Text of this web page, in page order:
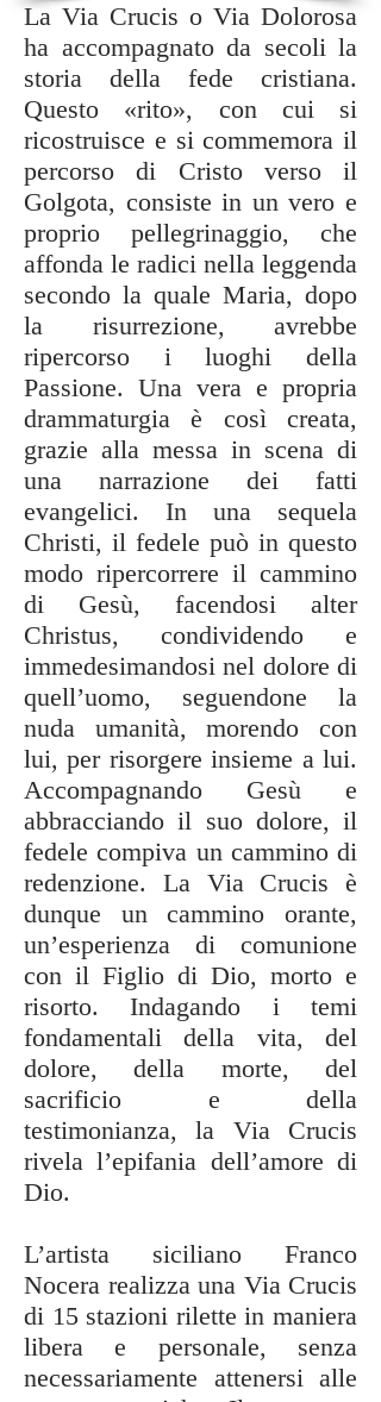
La Via Crucis o Via Dolorosa
ha accompagnato da secoli la
storia della fede cristiana.
Questo «rito», con cui si
ricostruisce e si commemora il
percorso di Cristo verso il
Golgota, consiste in un vero e
proprio pellegrinaggio, che
affonda le radici nella leggenda
secondo la quale Maria, dopo
la risurrezione, avrebbe
ripercorso i luoghi della
Passione. Una vera e propria
drammaturgia è così creata,
grazie alla messa in scena di
una narrazione dei fatti
evangelici. In una sequela
Christi, il fedele può in questo
modo ripercorrere il cammino
di Gesù, facendosi alter
Christus, condividendo e
immedesimandosi nel dolore di
quell’uomo, seguendone la
nuda umanità, morendo con
lui, per risorgere insieme a lui.
Accompagnando Gesù e
abbracciando il suo dolore, il
fedele compiva un cammino di
redenzione. La Via Crucis è
dunque un cammino orante,
un’esperienza di comunione
con il Figlio di Dio, morto e
risorto. Indagando i temi
fondamentali della vita, del
dolore, della morte, del
sacrificio e della
testimonianza, la Via Crucis
rivela l’epifania dell’amore di
Dio.
L’artista siciliano Franco
Nocera realizza una Via Crucis
di 15 stazioni rilette in maniera
libera e personale, senza
necessariamente attenersi alle